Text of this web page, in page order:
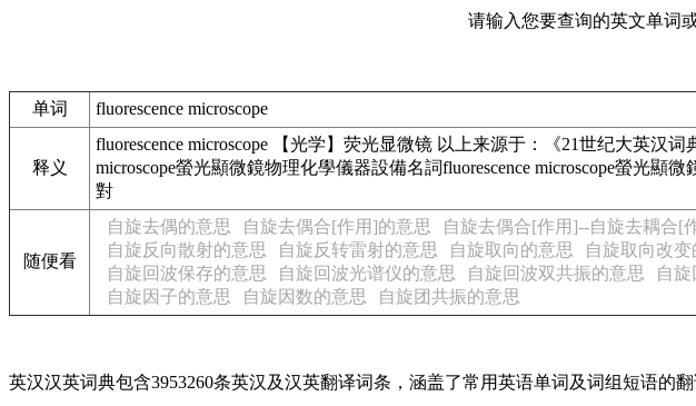
请输入您要查询的英文单词
单词 fluorescence microscope
释义
fluorescence microscope 【光学】荧光显微镜 以上来源于：《21世纪大英汉词
microscope螢光顯微鏡物理化學儀器設備名詞fluorescence microscope螢光顯
對
随便看
自旋去偶的意思 自旋去偶合[作用]的意思 自旋去偶合[作用]--自旋去耦合[
自旋反向散射的意思
自旋反转雷射的意思 自旋取向的意思 自旋取向改变
自旋回波保存的意思
自旋回波光谱仪的意思 自旋回波双共振的意思 自
自旋因子的意思
自旋因数的意思 自旋团共振的意思
英汉汉英词典包含3953260条英汉及汉英翻译词条，涵盖了常用英语单词及词组短语的